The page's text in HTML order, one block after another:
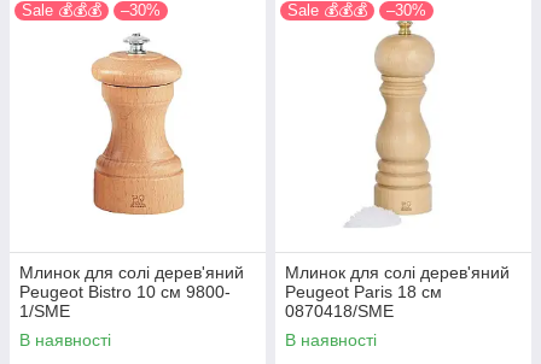
Sale 💰💰💰 –30%
Млинок для солі дерев'яний
Peugeot Bistro 10 см 9800-
1/SME
В наявності
Sale 💰💰💰 –30%
Млинок для солі дерев'яний
Peugeot Paris 18 см
0870418/SME
В наявності